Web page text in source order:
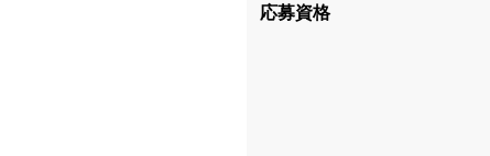
応募資格